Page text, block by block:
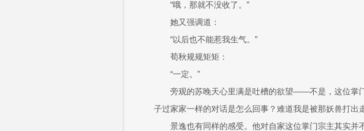
“哦，那就不没收了。”
她又强调道：
“以后也不能惹我生气。”
荀秋规规矩矩：
“一定。”
旁观的苏晚天心里满是吐槽的欲望——不是，这位掌
子过家家一样的对话是怎么回事？难道我是被那妖兽打出
景逸也有同样的感受。他对自家这位掌门宗主其实